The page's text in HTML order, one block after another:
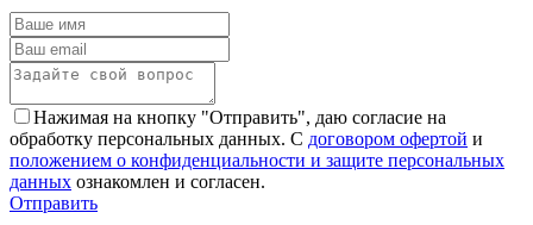
Нажимая на кнопку "Отправить", даю согласие на
обработку персональных данных. С договором офертой и
положением о конфиденциальности и защите персональных
данных ознакомлен и согласен.
Отправить